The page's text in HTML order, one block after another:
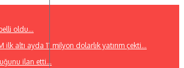
oldu…
ilk altı ayda 11 milyon dolarlık yatırım çekti…
ilan etti…